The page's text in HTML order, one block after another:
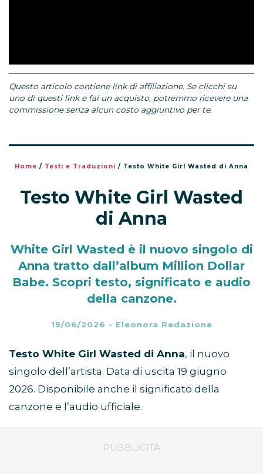
Questo articolo contiene link di affiliazione. Se clicchi su
uno di questi link e fai un acquisto, potremmo ricevere una
commissione senza alcun costo aggiuntivo per te.
Home / Testi e Traduzioni / Testo White Girl Wasted di Anna
Testo White Girl Wasted
di Anna
White Girl Wasted è il nuovo singolo di
Anna tratto dall’album Million Dollar
Babe. Scopri testo, significato e audio
della canzone.
19/06/2026 - Eleonora Redazione
Testo White Girl Wasted di Anna, il nuovo
singolo dell’artista. Data di uscita 19 giugno
2026. Disponibile anche il significato della
canzone e l’audio ufficiale.